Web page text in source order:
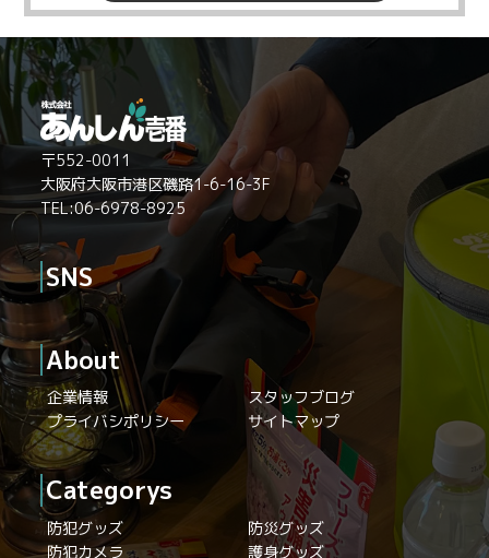
〒552-0011
大阪府大阪市港区磯路1-6-16-3F
TEL:06-6978-8925
SNS
About
企業情報
スタッフブログ
プライバシポリシー
サイトマップ
Categorys
防犯グッズ
防災グッズ
防犯カメラ
護身グッズ